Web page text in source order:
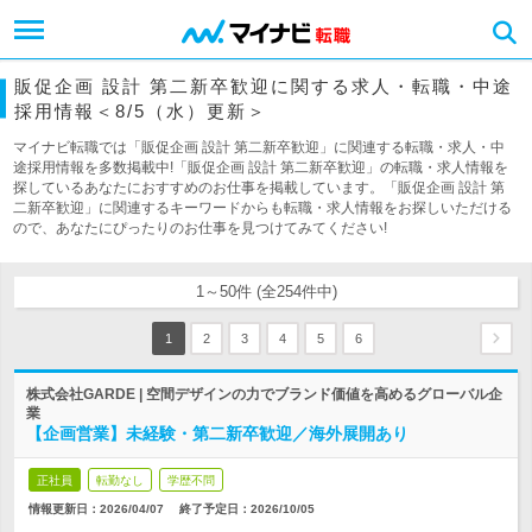
販促企画 設計 第二新卒歓迎に関する求人・転職・中途
採用情報＜8/5（水）更新＞
マイナビ転職では「販促企画 設計 第二新卒歓迎」に関連する転職・求人・中
途採用情報を多数掲載中!「販促企画 設計 第二新卒歓迎」の転職・求人情報を
探しているあなたにおすすめのお仕事を掲載しています。「販促企画 設計 第
二新卒歓迎」に関連するキーワードからも転職・求人情報をお探しいただける
ので、あなたにぴったりのお仕事を見つけてみてください!
1～50件 (全254件中)
1 2 3 4 5 6
株式会社GARDE | 空間デザインの力でブランド価値を高めるグローバル企
業
【企画営業】未経験・第二新卒歓迎／海外展開あり
正社員 転勤なし 学歴不問
情報更新日：2026/04/07 終了予定日： 2026/10/05